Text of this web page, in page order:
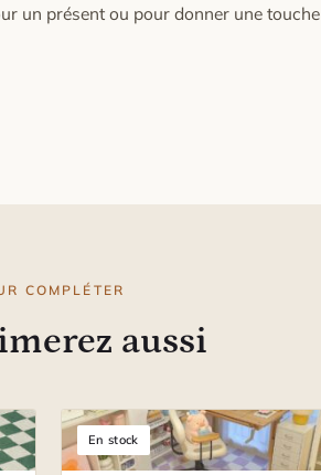
un présent ou pour donner une touche
COMPLÉTER
aussi
En stock